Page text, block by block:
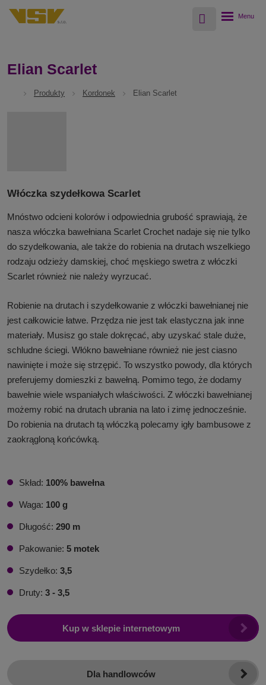
Vyhledávání
Rozbalení
Elian Scarlet
Produkty Kordonek Elian Scarlet
Włóczka szydełkowa Scarlet
Mnóstwo odcieni kolorów i odpowiednia grubość sprawiają, że
nasza włóczka bawełniana Scarlet Crochet nadaje się nie tylko
do szydełkowania, ale także do robienia na drutach wszelkiego
rodzaju odzieży damskiej, choć męskiego swetra z włóczki
Scarlet również nie należy wyrzucać.
Robienie na drutach i szydełkowanie z włóczki bawełnianej nie
jest całkowicie łatwe. Przędza nie jest tak elastyczna jak inne
materiały. Musisz go stale dokręcać, aby uzyskać stale duże,
schludne ściegi. Włókno bawełniane również nie jest ciasno
nawinięte i może się strzępić. To wszystko powody, dla których
preferujemy domieszki z bawełną. Pomimo tego, że dodamy
bawełnie wiele wspaniałych właściwości. Z włóczki bawełnianej
możemy robić na drutach ubrania na lato i zimę jednocześnie.
Do robienia na drutach tą włóczką polecamy igły bambusowe z
zaokrągloną końcówką.
Skład: 100% bawełna
Waga: 100 g
Długość: 290 m
Pakowanie: 5 motek
Szydełko: 3,5
Druty: 3 - 3,5
Kup w sklepie internetowym
Dla handlowców